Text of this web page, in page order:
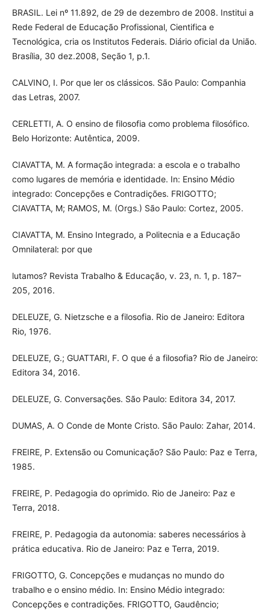
BRASIL. Lei nº 11.892, de 29 de dezembro de 2008. Institui a
Rede Federal de Educação Profissional, Cientifica e
Tecnológica, cria os Institutos Federais. Diário oficial da União.
Brasília, 30 dez.2008, Seção 1, p.1.
CALVINO, I. Por que ler os clássicos. São Paulo: Companhia
das Letras, 2007.
CERLETTI, A. O ensino de filosofia como problema filosófico.
Belo Horizonte: Autêntica, 2009.
CIAVATTA, M. A formação integrada: a escola e o trabalho
como lugares de memória e identidade. In: Ensino Médio
integrado: Concepções e Contradições. FRIGOTTO;
CIAVATTA, M; RAMOS, M. (Orgs.) São Paulo: Cortez, 2005.
CIAVATTA, M. Ensino Integrado, a Politecnia e a Educação
Omnilateral: por que
lutamos? Revista Trabalho & Educação, v. 23, n. 1, p. 187–
205, 2016.
DELEUZE, G. Nietzsche e a filosofia. Rio de Janeiro: Editora
Rio, 1976.
DELEUZE, G.; GUATTARI, F. O que é a filosofia? Rio de Janeiro:
Editora 34, 2016.
DELEUZE, G. Conversações. São Paulo: Editora 34, 2017.
DUMAS, A. O Conde de Monte Cristo. São Paulo: Zahar, 2014.
FREIRE, P. Extensão ou Comunicação? São Paulo: Paz e Terra,
1985.
FREIRE, P. Pedagogia do oprimido. Rio de Janeiro: Paz e
Terra, 2018.
FREIRE, P. Pedagogia da autonomia: saberes necessários à
prática educativa. Rio de Janeiro: Paz e Terra, 2019.
FRIGOTTO, G. Concepções e mudanças no mundo do
trabalho e o ensino médio. In: Ensino Médio integrado:
Concepções e contradições. FRIGOTTO, Gaudêncio;